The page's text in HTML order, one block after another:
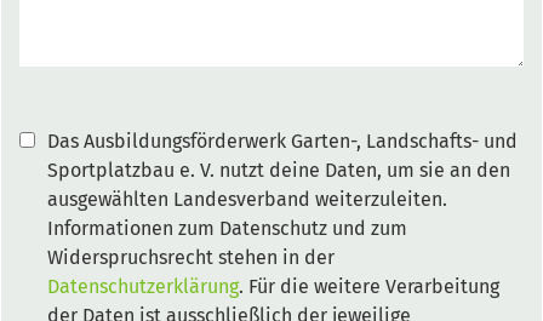
Das Ausbildungsförderwerk Garten-, Landschafts- und
Sportplatzbau e. V. nutzt deine Daten, um sie an den
ausgewählten Landesverband weiterzuleiten.
Informationen zum Datenschutz und zum
Widerspruchsrecht stehen in der
Datenschutzerklärung. Für die weitere Verarbeitung
der Daten ist ausschließlich der jeweilige